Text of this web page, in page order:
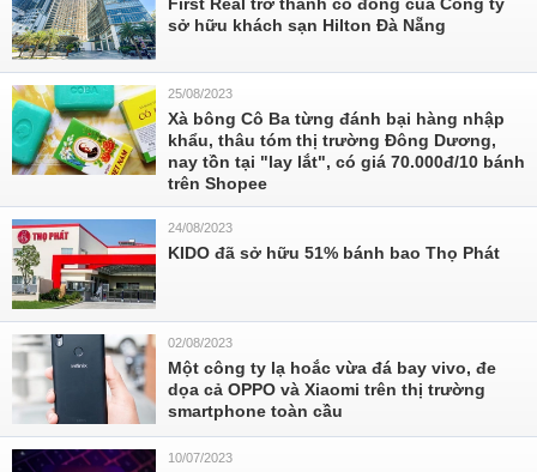
sở hữu khách sạn Hilton Đà Nẵng
25/08/2023
Xà bông Cô Ba từng đánh bại hàng nhập
khẩu, thâu tóm thị trường Đông Dương,
nay tồn tại "lay lắt", có giá 70.000đ/10 bánh
trên Shopee
24/08/2023
KIDO đã sở hữu 51% bánh bao Thọ Phát
02/08/2023
Một công ty lạ hoắc vừa đá bay vivo, đe
dọa cả OPPO và Xiaomi trên thị trường
smartphone toàn cầu
10/07/2023